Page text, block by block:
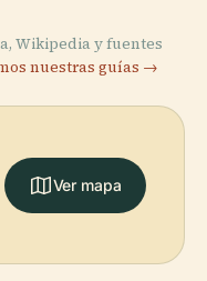
Wikipedia y fuentes
nuestras guías →
Ver mapa